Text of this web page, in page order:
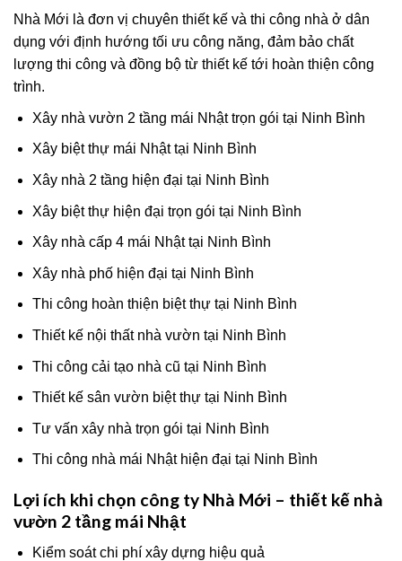
Nhà Mới là đơn vị chuyên thiết kế và thi công nhà ở dân
dụng với định hướng tối ưu công năng, đảm bảo chất
lượng thi công và đồng bộ từ thiết kế tới hoàn thiện công
trình.
Xây nhà vườn 2 tầng mái Nhật trọn gói tại Ninh Bình
Xây biệt thự mái Nhật tại Ninh Bình
Xây nhà 2 tầng hiện đại tại Ninh Bình
Xây biệt thự hiện đại trọn gói tại Ninh Bình
Xây nhà cấp 4 mái Nhật tại Ninh Bình
Xây nhà phố hiện đại tại Ninh Bình
Thi công hoàn thiện biệt thự tại Ninh Bình
Thiết kế nội thất nhà vườn tại Ninh Bình
Thi công cải tạo nhà cũ tại Ninh Bình
Thiết kế sân vườn biệt thự tại Ninh Bình
Tư vấn xây nhà trọn gói tại Ninh Bình
Thi công nhà mái Nhật hiện đại tại Ninh Bình
Lợi ích khi chọn công ty Nhà Mới – thiết kế nhà
vườn 2 tầng mái Nhật
Kiểm soát chi phí xây dựng hiệu quả